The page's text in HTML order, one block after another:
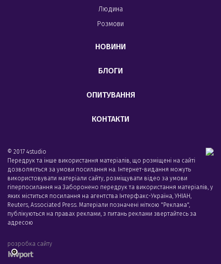
Людина
Розмови
НОВИНИ
БЛОГИ
ОПИТУВАННЯ
КОНТАКТИ
© 2017 4studio
Передрук та інше використання матеріалів, що розміщені на сайті
дозволяється за умови посилання на. Інтернет-видання можуть
використовувати матеріали сайту, розміщувати відео за умови
гіперпосилання на Заборонено передрук та використання матеріалів, у
яких міститься посилання на агентства Iнтерфакс-Україна, УНIАН,
Reuters, Associated Press. Матеріали позначені міткою "Реклама",
публікуються на правах реклами, з питань реклами звертайтесь за
адресою
розробка сайту